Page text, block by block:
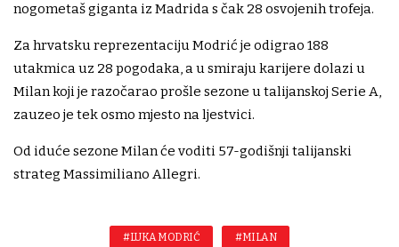
nogometaš giganta iz Madrida s čak 28 osvojenih trofeja.
Za hrvatsku reprezentaciju Modrić je odigrao 188
utakmica uz 28 pogodaka, a u smiraju karijere dolazi u
Milan koji je razočarao prošle sezone u talijanskoj Serie A,
zauzeo je tek osmo mjesto na ljestvici.
Od iduće sezone Milan će voditi 57-godišnji talijanski
strateg Massimiliano Allegri.
#LUKA MODRIĆ #MILAN